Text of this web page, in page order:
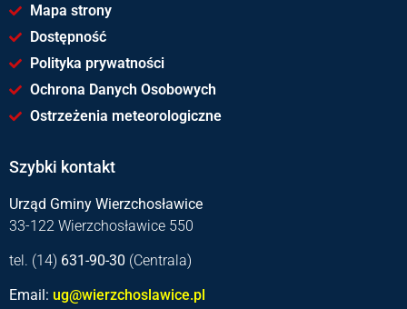
Mapa strony
Dostępność
Polityka prywatności
Ochrona Danych Osobowych
Ostrzeżenia meteorologiczne
Szybki kontakt
Urząd Gminy Wierzchosławice
33-122 Wierzchosławice 550
tel. (14) 631-90-30 (Centrala)
Email: ug@wierzchoslawice.pl